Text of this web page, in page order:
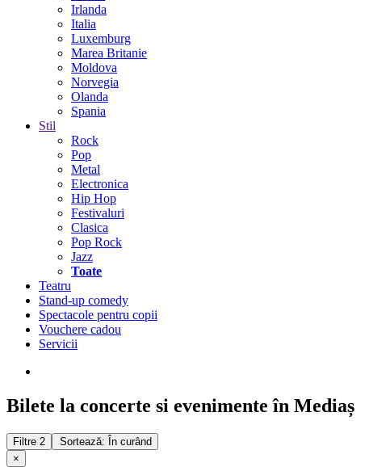
Irlanda
Italia
Luxemburg
Marea Britanie
Moldova
Norvegia
Olanda
Spania
Stil
Rock
Pop
Metal
Electronica
Hip Hop
Festivaluri
Clasica
Pop Rock
Jazz
Toate
Teatru
Stand-up comedy
Spectacole pentru copii
Vouchere cadou
Servicii
Bilete la concerte si evenimente în Mediaș
Filtre 2
Sortează: În curând
×